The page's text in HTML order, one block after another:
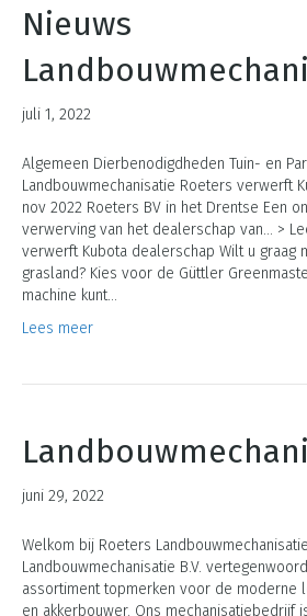
Nieuws
juli 1, 2022
Algemeen Dierbenodigdheden Tuin- en
Landbouwmechanisatie Roeters verwerft
nov 2022 Roeters BV in het Drentse Een
verwerving van het dealerschap van… >
verwerft Kubota dealerschap Wilt u graag
grasland? Kies voor de Güttler
machine kunt…
Lees meer
juni 29, 2022
Welkom bij Roeters
Landbouwmechanisatie B.V.
assortiment topmerken voor de moderne
en akkerbouwer. Ons mechanisatiebedrijf